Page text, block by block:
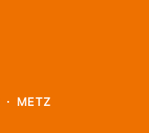
· METZ